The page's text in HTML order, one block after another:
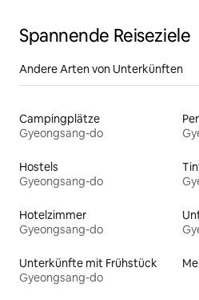
Spannende Reiseziele
Andere Arten von Unterkünften
Campingplätze
Gyeongsang-do
Hostels
Gyeongsang-do
Hotelzimmer
Gyeongsang-do
Unterkünfte mit Frühstück
Gyeongsang-do